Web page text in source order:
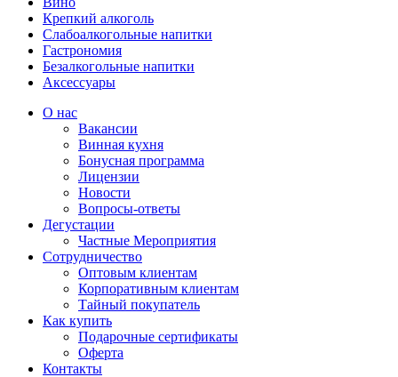
Крепкий алкоголь
Слабоалкогольные напитки
Гастрономия
Безалкогольные напитки
Аксессуары
О нас
Вакансии
Винная кухня
Бонусная программа
Лицензии
Новости
Вопросы-ответы
Дегустации
Частные Мероприятия
Сотрудничество
Оптовым клиентам
Корпоративным клиентам
Тайный покупатель
Как купить
Подарочные сертификаты
Оферта
Контакты